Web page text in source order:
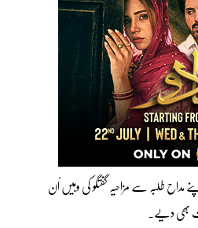
طلبہ سے مزاحیہ گفتگو کی وہیں اُن
بھی دیے۔